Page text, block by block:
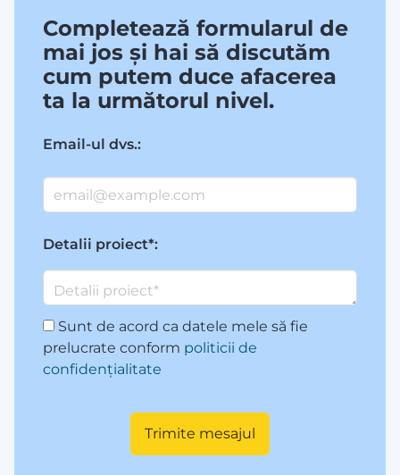
Completează formularul de
mai jos și hai să discutăm
cum putem duce afacerea
ta la următorul nivel.
Email-ul dvs.:
Detalii proiect*:
Sunt de acord ca datele mele să fie
prelucrate conform politicii de
confidențialitate
Trimite mesajul